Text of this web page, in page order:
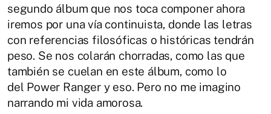
segundo álbum que nos toca componer ahora
iremos por una vía continuista, donde las letras
con referencias filosóficas o históricas tendrán
peso. Se nos colarán chorradas, como las que
también se cuelan en este álbum, como lo
del Power Ranger y eso. Pero no me imagino
narrando mi vida amorosa.